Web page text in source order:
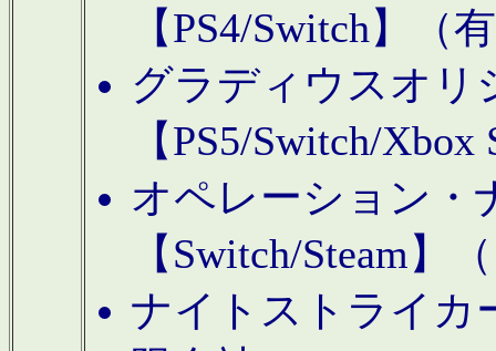
【PS4/Switch】（
グラディウスオリ
【PS5/Switch/
オペレーション・
【Switch/Steam】
ナイトストライカ